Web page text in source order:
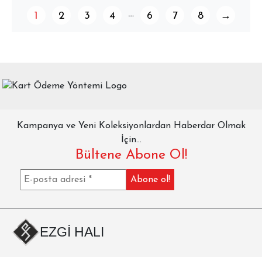
1 2 3 4 … 6 7 8 →
Kampanya ve Yeni Koleksiyonlardan Haberdar Olmak
İçin...
Bültene Abone Ol!
EZGİ HALI